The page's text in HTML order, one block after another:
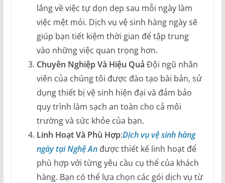
lắng về việc tự dọn dẹp sau mỗi ngày làm
việc mệt mỏi. Dịch vụ vệ sinh hàng ngày sẽ
giúp bạn tiết kiệm thời gian để tập trung
vào những việc quan trọng hơn.
Chuyên Nghiệp Và Hiệu Quả Đội ngũ nhân
viên của chúng tôi được đào tạo bài bản, sử
dụng thiết bị vệ sinh hiện đại và đảm bảo
quy trình làm sạch an toàn cho cả môi
trường và sức khỏe của bạn.
Linh Hoạt Và Phù Hợp:Dịch vụ vệ sinh hàng
ngày tại Nghệ An được thiết kế linh hoạt để
phù hợp với từng yêu cầu cụ thể của khách
hàng. Bạn có thể lựa chọn các gói dịch vụ từ